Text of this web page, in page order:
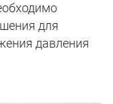
для
давления